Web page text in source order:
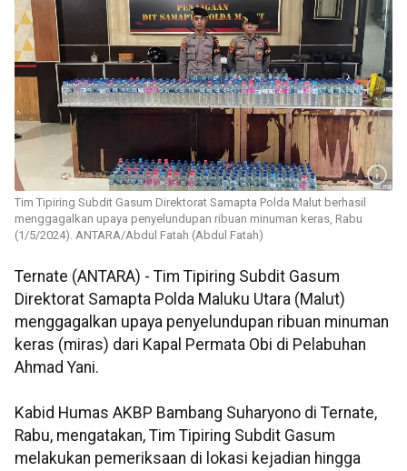
Tim Tipiring Subdit Gasum Direktorat Samapta Polda Malut berhasil
menggagalkan upaya penyelundupan ribuan minuman keras, Rabu
(1/5/2024). ANTARA/Abdul Fatah (Abdul Fatah)
Ternate (ANTARA) - Tim Tipiring Subdit Gasum
Direktorat Samapta Polda Maluku Utara (Malut)
menggagalkan upaya penyelundupan ribuan minuman
keras (miras) dari Kapal Permata Obi di Pelabuhan
Ahmad Yani.
Kabid Humas AKBP Bambang Suharyono di Ternate,
Rabu, mengatakan, Tim Tipiring Subdit Gasum
melakukan pemeriksaan di lokasi kejadian hingga